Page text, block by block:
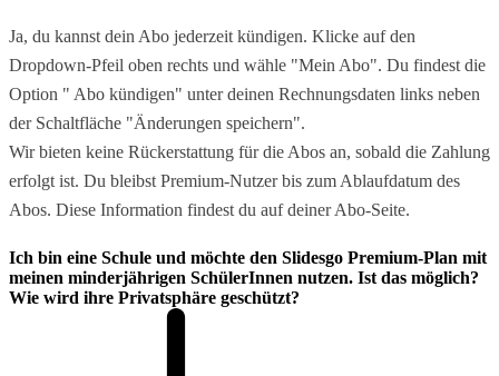
Ja, du kannst dein Abo jederzeit kündigen. Klicke auf den
Dropdown-Pfeil oben rechts und wähle "Mein Abo". Du findest die
Option " Abo kündigen" unter deinen Rechnungsdaten links neben
der Schaltfläche "Änderungen speichern".
Wir bieten keine Rückerstattung für die Abos an, sobald die Zahlung
erfolgt ist. Du bleibst Premium-Nutzer bis zum Ablaufdatum des
Abos. Diese Information findest du auf deiner Abo-Seite.
Ich bin eine Schule und möchte den Slidesgo Premium-Plan mit
meinen minderjährigen SchülerInnen nutzen. Ist das möglich?
Wie wird ihre Privatsphäre geschützt?